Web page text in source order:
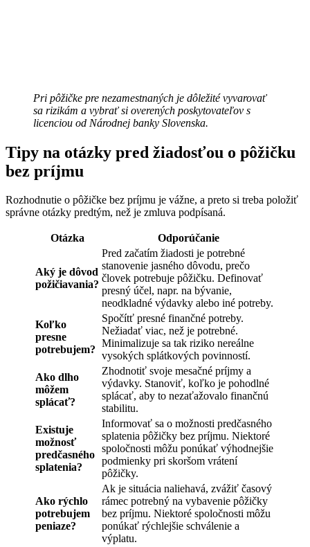
Pri pôžičke pre nezamestnaných je dôležité vyvarovať
sa rizikám a vybrať si overených poskytovateľov s
licenciou od Národnej banky Slovenska.
Tipy na otázky pred žiadosťou o pôžičku
bez príjmu
Rozhodnutie o pôžičke bez príjmu je vážne, a preto si treba položiť
správne otázky predtým, než je zmluva podpísaná.
Otázka Odporúčanie
Aký je dôvod
požičiavania?
Pred začatím žiadosti je potrebné
stanovenie jasného dôvodu, prečo
človek potrebuje pôžičku. Definovať
presný účel, napr. na bývanie,
neodkladné výdavky alebo iné potreby.
Koľko
presne
potrebujem?
Spočítť presné finančné potreby.
Nežiadať viac, než je potrebné.
Minimalizuje sa tak riziko nereálne
vysokých splátkových povinností.
Ako dlho
môžem
splácať?
Zhodnotiť svoje mesačné príjmy a
výdavky. Stanoviť, koľko je pohodlné
splácať, aby to nezaťažovalo finančnú
stabilitu.
Existuje
možnosť
predčasného
splatenia?
Informovať sa o možnosti predčasného
splatenia pôžičky bez príjmu. Niektoré
spoločnosti môžu ponúkať výhodnejšie
podmienky pri skoršom vrátení
pôžičky.
Ako rýchlo
potrebujem
peniaze?
Ak je situácia naliehavá, zvážiť časový
rámec potrebný na vybavenie pôžičky
bez príjmu. Niektoré spoločnosti môžu
ponúkať rýchlejšie schválenie a
výplatu.